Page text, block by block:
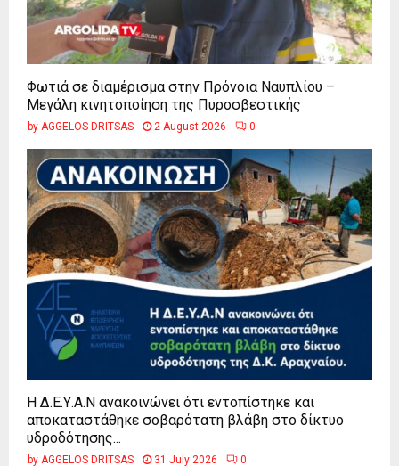
Φωτιά σε διαμέρισμα στην Πρόνοια Ναυπλίου –
Μεγάλη κινητοποίηση της Πυροσβεστικής
by AGGELOS DRITSAS 2 August 2026 0
Η Δ.Ε.Υ.Α.Ν ανακοινώνει ότι εντοπίστηκε και
αποκαταστάθηκε σοβαρότατη βλάβη στο δίκτυο
υδροδότησης...
by AGGELOS DRITSAS 31 July 2026 0